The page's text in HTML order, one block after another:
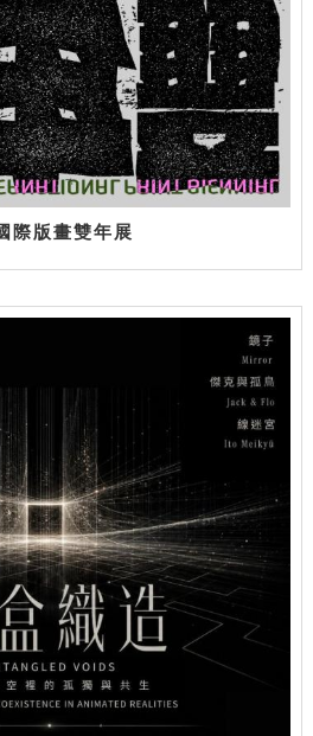
際版畫雙年展